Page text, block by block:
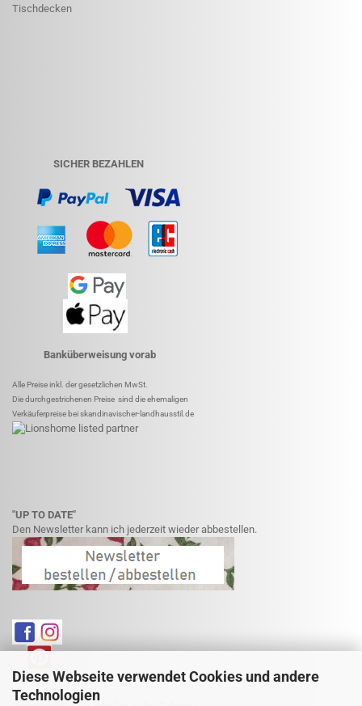
Diese Webseite verwendet Cookies und andere
Technologien
Tischdecken
SICHER BEZAHLEN
Banküberweisung vorab
Alle Preise inkl. der gesetzlichen MwSt.
Die durchgestrichenen Preise sind die ehemaligen
Verkäuferpreise bei skandinavischer-landhausstil.de
"UP TO DATE"
Den Newsletter kann ich jederzeit wieder abbestellen.